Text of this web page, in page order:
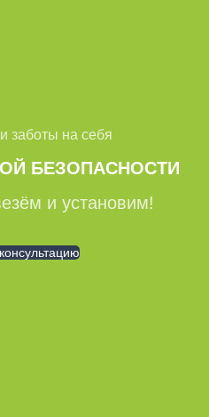
заботы на себя
БЕЗОПАСНОСТИ
и установим!